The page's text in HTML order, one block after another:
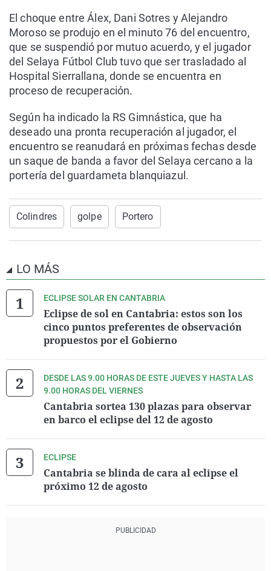
El choque entre Álex, Dani Sotres y Alejandro
Moroso se produjo en el minuto 76 del encuentro,
que se suspendió por mutuo acuerdo, y el jugador
del Selaya Fútbol Club tuvo que ser trasladado al
Hospital Sierrallana, donde se encuentra en
proceso de recuperación.
Según ha indicado la RS Gimnástica, que ha
deseado una pronta recuperación al jugador, el
encuentro se reanudará en próximas fechas desde
un saque de banda a favor del Selaya cercano a la
portería del guardameta blanquiazul.
Colindres golpe Portero
LO MÁS
ECLIPSE SOLAR EN CANTABRIA
Eclipse de sol en Cantabria: estos son los
cinco puntos preferentes de observación
propuestos por el Gobierno
DESDE LAS 9.00 HORAS DE ESTE JUEVES Y HASTA LAS
9.00 HORAS DEL VIERNES
Cantabria sortea 130 plazas para observar
en barco el eclipse del 12 de agosto
ECLIPSE
Cantabria se blinda de cara al eclipse el
próximo 12 de agosto